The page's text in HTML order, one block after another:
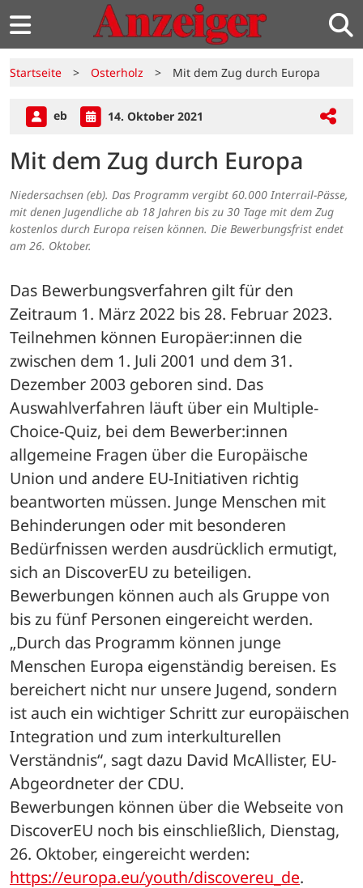
Startseite > Osterholz > Mit dem Zug durch Europa
eb 14. Oktober 2021
Mit dem Zug durch Europa
Niedersachsen (eb). Das Programm vergibt 60.000 Interrail-Pässe,
mit denen Jugendliche ab 18 Jahren bis zu 30 Tage mit dem Zug
kostenlos durch Europa reisen können. Die Bewerbungsfrist endet
am 26. Oktober.
Das Bewerbungsverfahren gilt für den
Zeitraum 1. März 2022 bis 28. Februar 2023.
Teilnehmen können Europäer:innen die
zwischen dem 1. Juli 2001 und dem 31.
Dezember 2003 geboren sind. Das
Auswahlverfahren läuft über ein Multiple-
Choice-Quiz, bei dem Bewerber:innen
allgemeine Fragen über die Europäische
Union und andere EU-Initiativen richtig
beantworten müssen. Junge Menschen mit
Behinderungen oder mit besonderen
Bedürfnissen werden ausdrücklich ermutigt,
sich an DiscoverEU zu beteiligen.
Bewerbungen können auch als Gruppe von
bis zu fünf Personen eingereicht werden.
„Durch das Programm können junge
Menschen Europa eigenständig bereisen. Es
bereichert nicht nur unsere Jugend, sondern
ist auch ein wichtiger Schritt zur europäischen
Integration und zum interkulturellen
Verständnis“, sagt dazu David McAllister, EU-
Abgeordneter der CDU.
Bewerbungen können über die Webseite von
DiscoverEU noch bis einschließlich, Dienstag,
https://europa.eu/youth/discovereu_de.